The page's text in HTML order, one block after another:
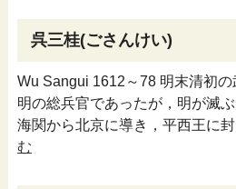
呉三桂(ごさんけい)
Wu Sangui 1612～78 明末清初
明の総兵官であったが，明が滅
海関から北京に導き，平西王に封
む